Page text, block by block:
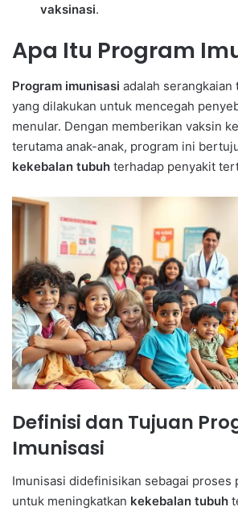
vaksinasi.
Apa Itu Program
Program imunisasi adalah
yang dilakukan untuk mencegah
menular. Dengan memberikan vaksin
terutama anak-anak, program ini
kekebalan tubuh terhadap penyakit
Definisi dan Tujuan
Imunisasi
Imunisasi didefinisikan sebagai proses
untuk meningkatkan kekebalan tubuh